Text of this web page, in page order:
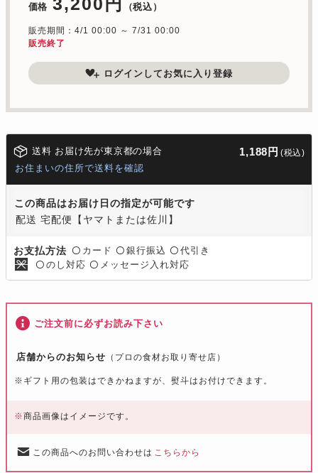
価格 （税込）
販売期間：4/1 00:00 ～ 7/31 00:00
販売終了
ログインしてお気に入り登録
送料 お届け先が東京都の場合 1,188円 (税込)
お住まいの住所で送料を確認
この商品はお届け日の指定が可能です
配送 宅配便【ヤマトまたは佐川】
お支払方法 〇 カード 〇 銀行振込 〇 代引き
〇 のし対応 〇 メッセージ入れ対応
ご注文前に必ずお読み下さい
店舗からのお知らせ （プロの食材お取り寄せ店）
※ ギフト用の包装はできかねますが、熨斗はお付けできます。
※商品画像はイメージです。
この商品へのお問い合わせは こちらから